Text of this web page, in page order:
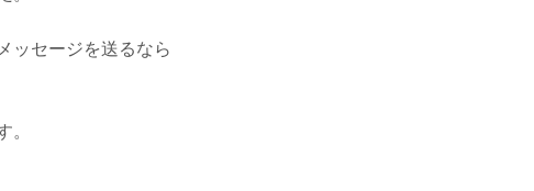
ッセージを送るなら
。